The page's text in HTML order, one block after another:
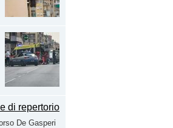
De Gasperi